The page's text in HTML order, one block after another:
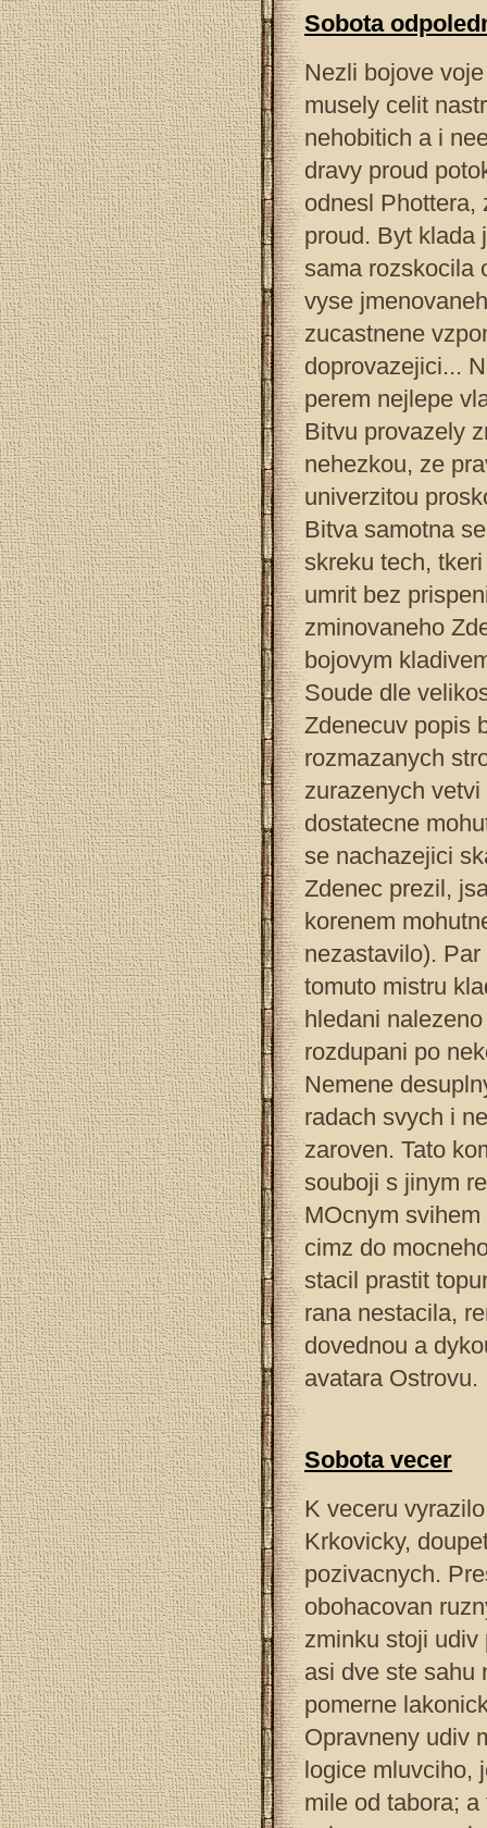
Sobota
Nezli bojove
musely celit
nehobitich a i
dravy proud
odnesl Phottera,
proud. Byt klada
sama rozskocila
vyse
zucastnene
doprovazejici...
perem nejlepe
Bitvu provazely
nehezkou, ze
univerzitou
Bitva samotna
skreku tech,
umrit bez
zminovaneho
bojovym
Soude dle
Zdenecuv popis
rozmazanych
zurazenych
dostatecne
se nachazejici
Zdenec prezil,
korenem
nezastavilo).
tomuto mistru
hledani
rozdupani po
Nemene
radach svych i
zaroven. Tato
souboji s jinym
MOcnym
cimz do
stacil prastit
rana nestacila,
dovednou a
avatara Ostrovu.
Sobota vecer
K veceru
Krkovicky,
pozivacnych.
obohacovan
zminku stoji
asi dve ste sahu
pomerne
Opravneny udiv
logice mluvciho,
mile od tabora;